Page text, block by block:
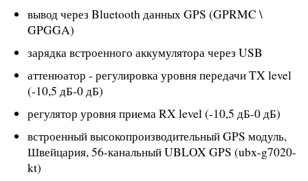
вывод через Bluetooth данных GPS (GPRMC \
GPGGA)
зарядка встроенного аккумулятора через USB
аттенюатор - регулировка уровня передачи TX level
(-10,5 дБ-0 дБ)
регулятор уровня приема RX level (-10,5 дБ-0 дБ)
встроенный высокопроизводительный GPS модуль,
Швейцария, 56-канальный UBLOX GPS (ubx-g7020-
kt)